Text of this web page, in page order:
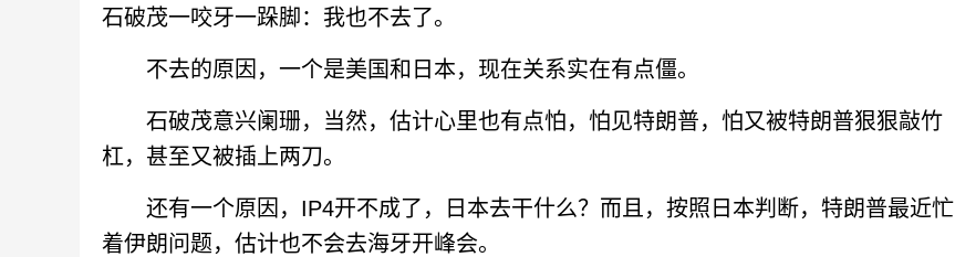
石破茂一咬牙一跺脚：我也不去了。
不去的原因，一个是美国和日本，现在关系实在有点僵。
石破茂意兴阑珊，当然，估计心里也有点怕，怕见特朗普，怕又被特朗普狠狠敲竹
杠，甚至又被插上两刀。
还有一个原因，IP4开不成了，日本去干什么？而且，按照日本判断，特朗普最近忙
着伊朗问题，估计也不会去海牙开峰会。